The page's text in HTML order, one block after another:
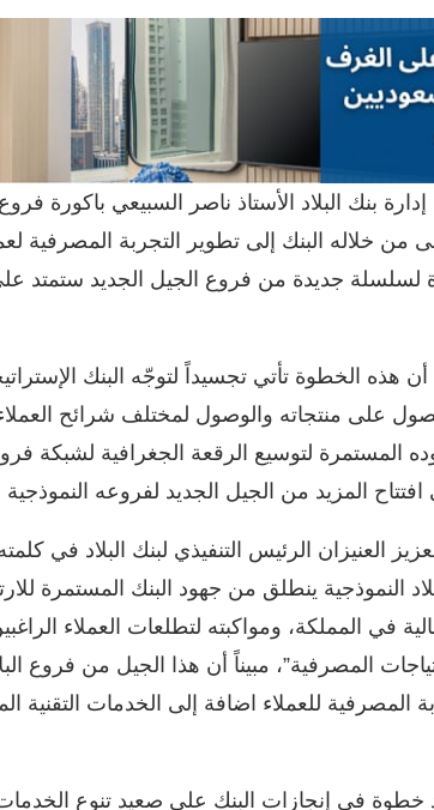
بنك البلاد الأستاذ ناصر السبيعي باكورة
من خلاله البنك إلى تطوير التجربة المصرفية
لسلسلة جديدة من فروع الجيل الجديد ستمتد
هذه الخطوة تأتي تجسيداً لتوجّه البنك
على منتجاته والوصول لمختلف شرائح العملاء
المستمرة لتوسيع الرقعة الجغرافية لشبكة
افتتاح المزيد من الجيل الجديد لفروعه
العنيزان الرئيس التنفيذي لبنك البلاد في
النموذجية ينطلق من جهود البنك المستمرة
في المملكة، ومواكبته لتطلعات العملاء
المصرفية”، مبيناً أن هذا الجيل من فروع
المصرفية للعملاء اضافة إلى الخدمات التقنية
خطوة في إنجازات البنك على صعيد تنوع